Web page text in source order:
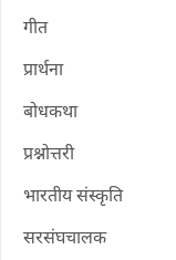
गीत
प्रार्थना
बोधकथा
प्रश्नोत्तरी
भारतीय संस्कृति
सरसंघचालक